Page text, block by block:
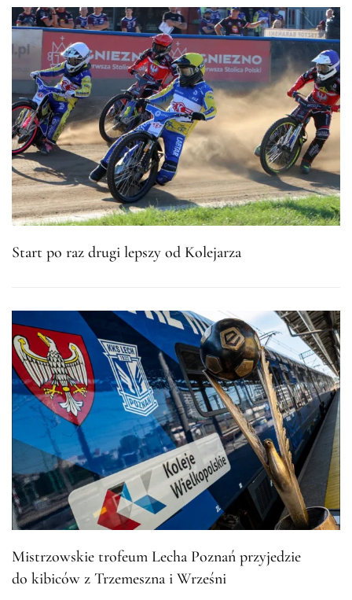
Start po raz drugi lepszy od Kolejarza
Mistrzowskie trofeum Lecha Poznań przyjedzie
do kibiców z Trzemeszna i Wrześni